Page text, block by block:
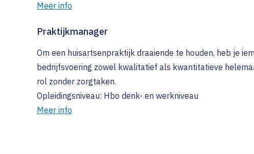
Meer info
Praktijkmanager
Om een huisartsenpraktijk draaiende te houden, heb je
bedrijfsvoering zowel kwalitatief als kwantitatieve
rol zonder zorgtaken.
Opleidingsniveau: Hbo denk- en werkniveau
Meer info